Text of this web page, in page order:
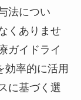
法につい
くありませ
ガイドライ
効率的に活用
に基づく選